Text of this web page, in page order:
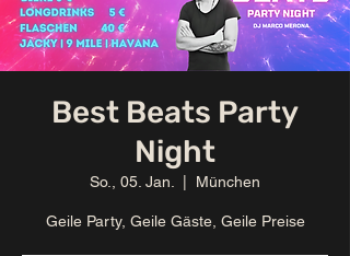
Best Beats Party
Night
So., 05. Jan. München
Geile Party, Geile Gäste, Geile Preise